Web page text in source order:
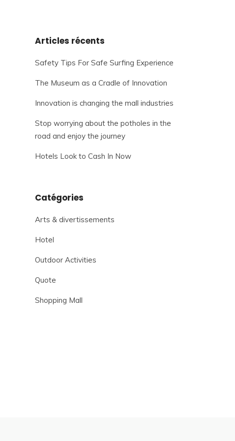
Articles récents
Safety Tips For Safe Surfing Experience
The Museum as a Cradle of Innovation
Innovation is changing the mall industries
Stop worrying about the potholes in the
road and enjoy the journey
Hotels Look to Cash In Now
Catégories
Arts & divertissements
Hotel
Outdoor Activities
Quote
Shopping Mall